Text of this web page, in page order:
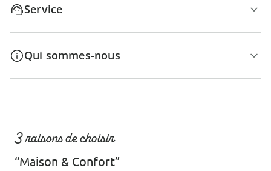
Service
Qui sommes-nous
3 raisons de choisir
“Maison & Confort”